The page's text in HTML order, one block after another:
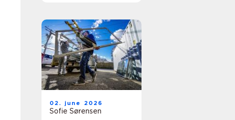
02. june 2026
Sofie Sørensen